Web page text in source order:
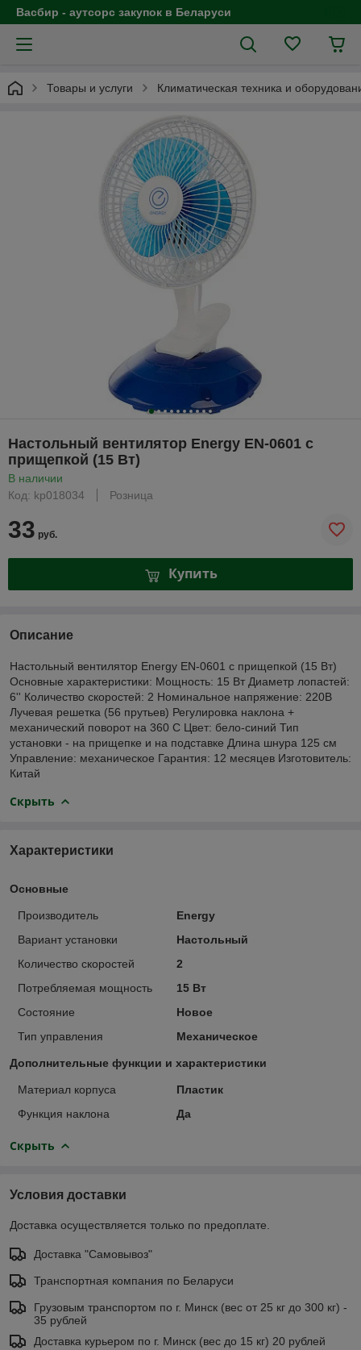
Васбир - аутсорс закупок в Беларуси
Товары и услуги Климатическая техника и
Настольный вентилятор Energy EN-0601 с
прищепкой (15 Вт)
В наличии
Код: kp018034
Розница
33 руб.
Купить
Описание
Настольный вентилятор Energy EN-0601 с прищепкой (15 Вт)
Основные характеристики: Мощность: 15 Вт Диаметр лопастей:
6'' Количество скоростей: 2 Номинальное напряжение: 220В
Лучевая решетка (56 прутьев) Регулировка наклона +
механический поворот на 360 C Цвет: бело-синий Тип
установки - на прищепке и на подставке Длина шнура 125 см
Управление: механическое Гарантия: 12 месяцев Изготовитель:
Китай
Скрыть
Характеристики
Основные
Производитель
Energy
Вариант установки
Настольный
Количество скоростей
2
Потребляемая мощность
15 Вт
Состояние
Новое
Тип управления
Механическое
Дополнительные функции и характеристики
Материал корпуса
Пластик
Функция наклона
Да
Скрыть
Условия доставки
Доставка осуществляется только по предоплате.
Доставка "Самовывоз"
Транспортная компания по Беларуси
Грузовым транспортом по г. Минск (вес от 25 кг до 300 кг) -
35 рублей
Доставка курьером по г. Минск (вес до 15 кг) 20 рублей